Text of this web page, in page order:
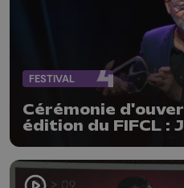
FESTIVAL
Cérémonie
édition du FIFCL :